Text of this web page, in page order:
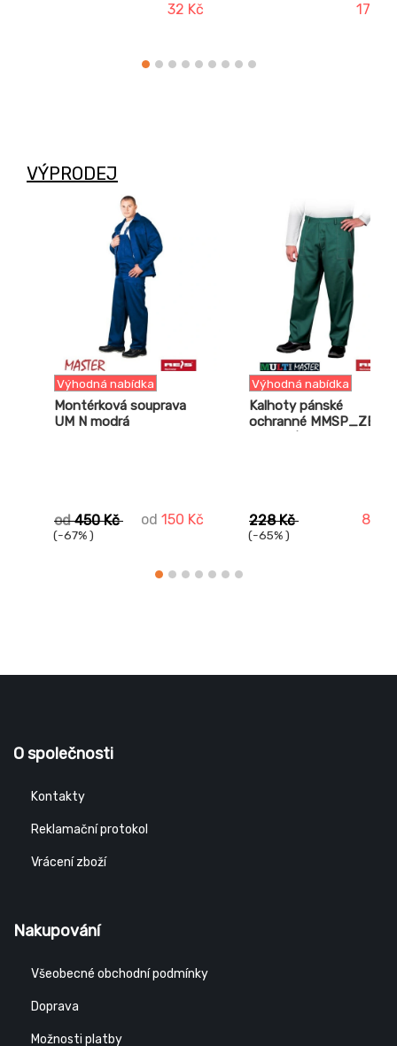
32 Kč 178
VÝPRODEJ
Výhodná nabídka
Montérková souprava
UM N modrá
od450 Kč
(-67% )
od 150 Kč
Výhodná nabídka
Kalhoty pánské
ochranné MMSP_ZB
228 Kč
(-65% )
80
O společnosti
Kontakty
Reklamační protokol
Vrácení zboží
Nakupování
Všeobecné obchodní podmínky
Doprava
Možnosti platby